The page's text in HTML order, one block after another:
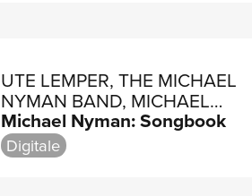
UTE LEMPER, THE MICHAEL
NYMAN BAND, MICHAEL
NYMAN
Michael Nyman: Songbook
Digitale